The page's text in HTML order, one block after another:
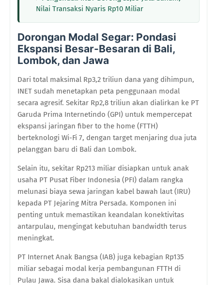
Nilai Transaksi Nyaris Rp10 Miliar
Dorongan Modal Segar: Pondasi
Ekspansi Besar-Besaran di Bali,
Lombok, dan Jawa
Dari total maksimal Rp3,2 triliun dana yang dihimpun,
INET sudah menetapkan peta penggunaan modal
secara agresif. Sekitar Rp2,8 triliun akan dialirkan ke PT
Garuda Prima Internetindo (GPI) untuk mempercepat
ekspansi jaringan fiber to the home (FTTH)
berteknologi Wi-Fi 7, dengan target menjaring dua juta
pelanggan baru di Bali dan Lombok.
Selain itu, sekitar Rp213 miliar disiapkan untuk anak
usaha PT Pusat Fiber Indonesia (PFI) dalam rangka
melunasi biaya sewa jaringan kabel bawah laut (IRU)
kepada PT Jejaring Mitra Persada. Komponen ini
penting untuk memastikan keandalan konektivitas
antarpulau, mengingat kebutuhan bandwidth terus
meningkat.
PT Internet Anak Bangsa (IAB) juga kebagian Rp135
miliar sebagai modal kerja pembangunan FTTH di
Pulau Jawa. Sisa dana bakal dialokasikan untuk